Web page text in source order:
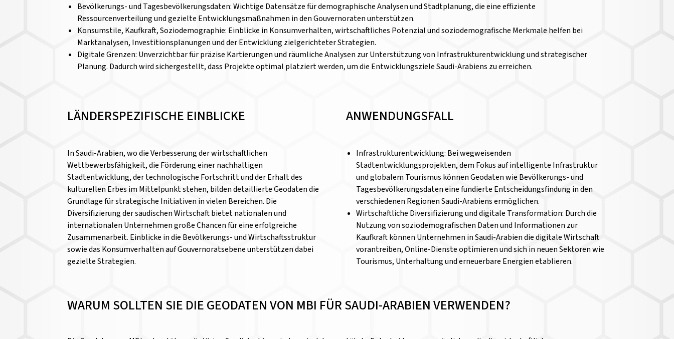
Bevölkerungs- und Tagesbevölkerungsdaten: Wichtige Datensätze für demographische Analysen und Stadtplanung, die eine effiziente
Ressourcenverteilung und gezielte Entwicklungsmaßnahmen in den Gouvernoraten unterstützen.
Konsumstile, Kaufkraft, Soziodemographie: Einblicke in Konsumverhalten, wirtschaftliches Potenzial und soziodemografische Merkmale helfen bei
Marktanalysen, Investitionsplanungen und der Entwicklung zielgerichteter Strategien.
Digitale Grenzen: Unverzichtbar für präzise Kartierungen und räumliche Analysen zur Unterstützung von Infrastrukturentwicklung und strategischer
Planung. Dadurch wird sichergestellt, dass Projekte optimal platziert werden, um die Entwicklungsziele Saudi-Arabiens zu erreichen.
LÄNDERSPEZIFISCHE EINBLICKE
In Saudi-Arabien, wo die Verbesserung der wirtschaftlichen
Wettbewerbsfähigkeit, die Förderung einer nachhaltigen
Stadtentwicklung, der technologische Fortschritt und der Erhalt des
kulturellen Erbes im Mittelpunkt stehen, bilden detaillierte Geodaten die
Grundlage für strategische Initiativen in vielen Bereichen. Die
Diversifizierung der saudischen Wirtschaft bietet nationalen und
internationalen Unternehmen große Chancen für eine erfolgreiche
Zusammenarbeit. Einblicke in die Bevölkerungs- und Wirtschaftsstruktur
sowie das Konsumverhalten auf Gouvernoratsebene unterstützen dabei
gezielte Strategien.
ANWENDUNGSFALL
Infrastrukturentwicklung: Bei wegweisenden
Stadtentwicklungsprojekten, dem Fokus auf intelligente Infrastruktur
und globalem Tourismus können Geodaten wie Bevölkerungs- und
Tagesbevölkerungsdaten eine fundierte Entscheidungsfindung in den
verschiedenen Regionen Saudi-Arabiens ermöglichen.
Wirtschaftliche Diversifizierung und digitale Transformation: Durch die
Nutzung von soziodemografischen Daten und Informationen zur
Kaufkraft können Unternehmen in Saudi-Arabien die digitale Wirtschaft
vorantreiben, Online-Dienste optimieren und sich in neuen Sektoren wie
Tourismus, Unterhaltung und erneuerbare Energien etablieren.
WARUM SOLLTEN SIE DIE GEODATEN VON MBI FÜR SAUDI-ARABIEN VERWENDEN?